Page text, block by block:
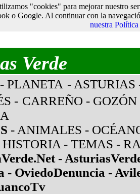
Verde
- PLANETA - ASTURIAS
- CARREÑO - GOZÓN
- ANIMALES -
HISTORIA - TEMAS -
-
- OviedoDenuncia -
"cookies" para mejorar nuestro
o Google. Al continuar con la
nuestra